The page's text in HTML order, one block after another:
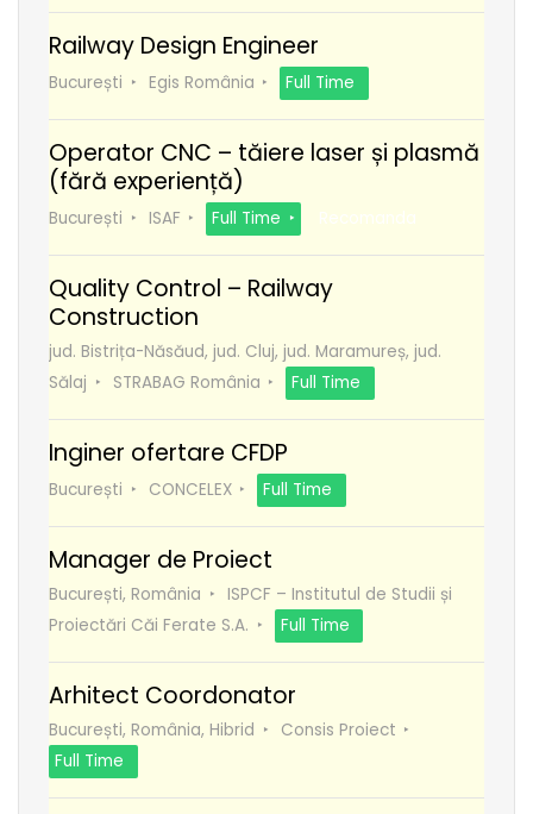
Railway Design Engineer
București Egis România Full Time
Operator CNC – tăiere laser și plasmă
(fără experiență)
București ISAF Full Time Recomanda
Quality Control – Railway
Construction
jud. Bistrița-Năsăud, jud. Cluj, jud. Maramureș, jud.
Sălaj
STRABAG România Full Time
Inginer ofertare CFDP
București CONCELEX Full Time
Manager de Proiect
București, România
ISPCF – Institutul de Studii și
Proiectări Căi Ferate S.A.
Full Time
Arhitect Coordonator
București, România, Hibrid
Consis Proiect
Full Time